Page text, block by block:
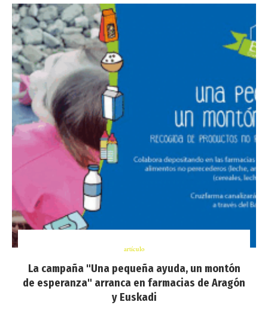
artículo
La campaña "Una pequeña ayuda, un montón
de esperanza" arranca en farmacias de Aragón
y Euskadi